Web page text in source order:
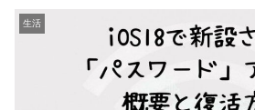
生活